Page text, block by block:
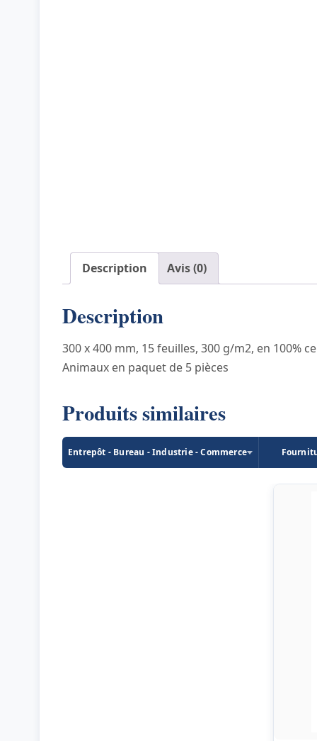
Description Avis (0)
Description
300 x 400 mm, 15 feuilles, 300 g/m2, en 100%
Animaux en paquet de 5 pièces
Produits similaires
Entrepôt - Bureau - Industrie - Commerce